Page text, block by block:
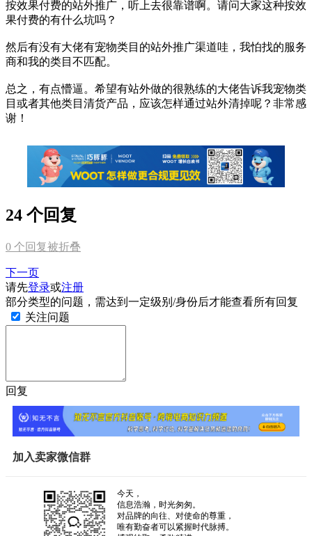
按效果付费的站外推广，听上去很靠谱啊。请问大家这种按效
果付费的有什么坑吗？
然后有没有大佬有宠物类目的站外推广渠道哇，我怕找的服务
商和我的类目不匹配。
总之，有点懵逼。希望有站外做的很熟练的大佬告诉我宠物类
目或者其他类目清货产品，应该怎样通过站外清掉呢？非常感
谢！
24 个回复
0 个回复被折叠
下一页
请先登录或注册
部分类型的问题，需达到一定级别/身份后才能查看所有回复
关注问题
回复
加入卖家微信群
今天，
信息浩瀚，时光匆匆。
对品牌的向往、对使命的尊重，
唯有勤奋者可以紧握时代脉搏。